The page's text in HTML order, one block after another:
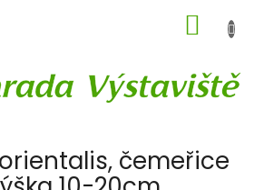
KOŠÍK
čemeřice